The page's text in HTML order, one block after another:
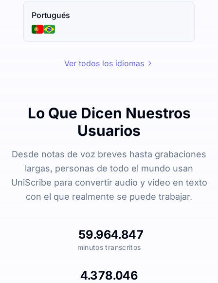
Portugués
Ver todos los idiomas
Lo Que Dicen Nuestros
Usuarios
Desde notas de voz breves hasta grabaciones
largas, personas de todo el mundo usan
UniScribe para convertir audio y vídeo en texto
con el que realmente se puede trabajar.
59.964.847
minutos transcritos
4.378.046